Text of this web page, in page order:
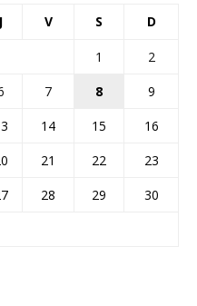
J V S D
1
2
7 8
9
14 15
16
21 22
23
28 29
30